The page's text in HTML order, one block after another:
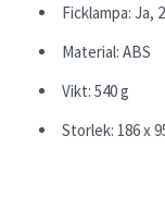
Ficklampa: Ja,
Material: ABS
Vikt: 540 g
Storlek: 186 x